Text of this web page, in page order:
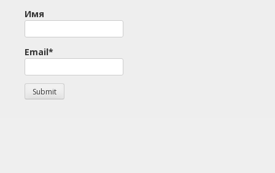
Имя
Email*